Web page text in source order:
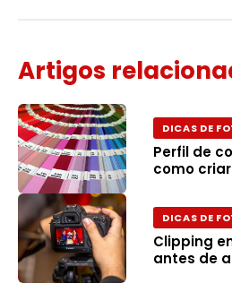
Artigos
DICAS DE
Perfil de
como
DICAS DE
Clipping
antes de